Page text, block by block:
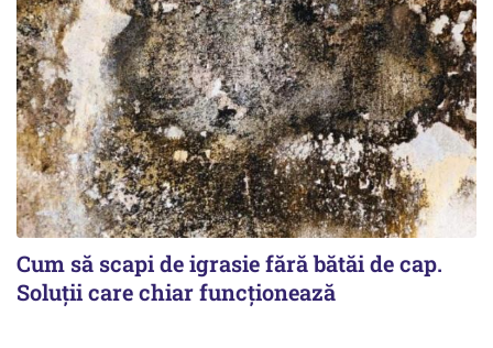
Cum să scapi de igrasie fără bătăi de cap.
Soluții care chiar funcționează